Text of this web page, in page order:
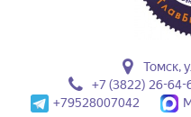
Томск,
+7 (3822) 26-
+79528007042